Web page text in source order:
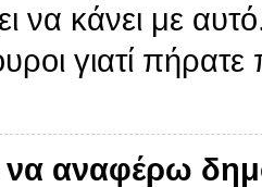
να κάνει με
γιατί
αναφέρω